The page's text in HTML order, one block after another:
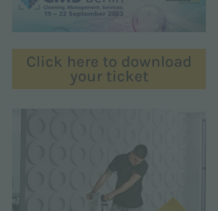
Click here to download
your ticket